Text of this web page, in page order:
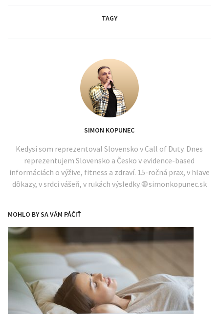
TAGY
SIMON KOPUNEC
Kedysi som reprezentoval Slovensko v Call of Duty. Dnes
reprezentujem Slovensko a Česko v evidence-based
informáciách o výžive, fitness a zdraví. 15-ročná prax, v hlave
dôkazy, v srdci vášeň, v rukách výsledky. 🌐 simonkopunec.sk
MOHLO BY SA VÁM PÁČIŤ